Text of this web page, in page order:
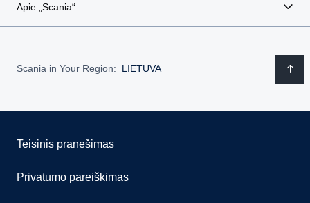
Apie „Scania“
Scania in Your Region: LIETUVA
Teisinis pranešimas
Privatumo pareiškimas